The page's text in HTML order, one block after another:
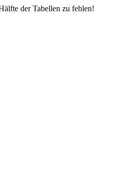
der Tabellen zu fehlen!